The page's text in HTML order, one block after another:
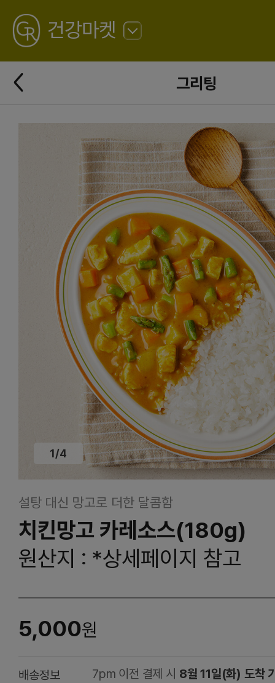
GREATING
건강마켓
로
그리팅
뒤
로
가
1/4
설탕 대신 망고로 더한 달콤함
치킨망고 카레소스(180g)
원산지 : *상세페이지 참고
5,000원
배송정보 7pm 이전 결제 시 8월 11일(화) 도착